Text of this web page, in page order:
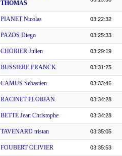
THOMAS
PIANET Nicolas 03:22:32
PAZOS Diego 03:25:33
CHORIER Julien 03:29:19
BUSSIERE FRANCK 03:31:25
CAMUS Sebastien 03:33:46
RACINET FLORIAN 03:34:28
BETTE Jean Christophe 03:34:28
TAVENARD tristan 03:35:05
FOUBERT OLIVIER 03:35:53